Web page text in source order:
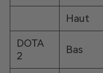
Haut
DOTA
2
Bas